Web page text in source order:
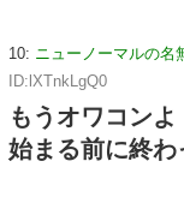
10: ニューノーマルの名
ID:lXTnkLgQ0
もうオワコンよ
始まる前に終